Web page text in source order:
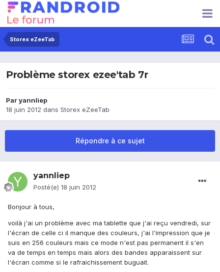
Storex eZeeTab
Problème storex ezee'tab 7r
Paryannliep
18 juin 2012 dans Storex eZeeTab
Répondre à ce sujet
yannliep
Posté(e) 18 juin 2012
Bonjour à tous,
voilà j'ai un problème avec ma tablette que j'ai reçu vendredi, sur
l'écran de celle ci il manque des couleurs, j'ai l'impression que je
suis en 256 couleurs mais ce mode n'est pas permanent il s'en
va de temps en temps mais alors des bandes apparaissent sur
l'écran comme si le rafraichissement buguait.